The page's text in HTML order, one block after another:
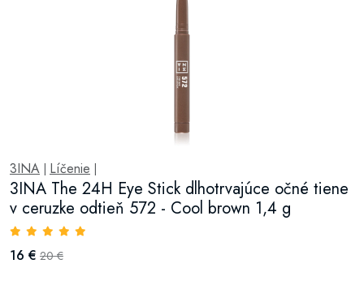
3INA Líčenie
3INA The 24H Eye Stick dlhotrvajúce očné tiene
v ceruzke odtieň 572 - Cool brown 1,4 g
16 € 20 €